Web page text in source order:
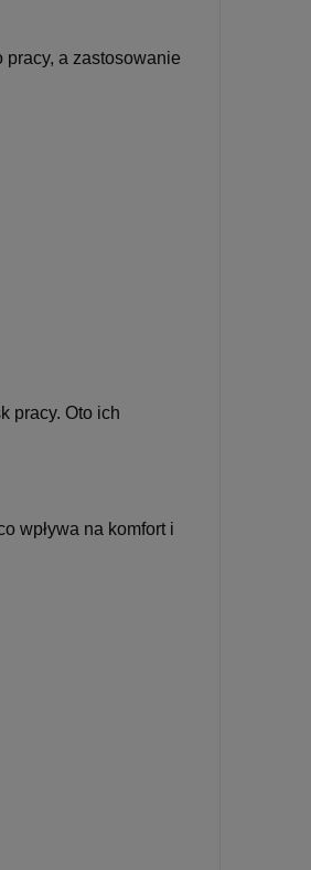
a zastosowanie
pracy. Oto ich
wpływa na komfort i